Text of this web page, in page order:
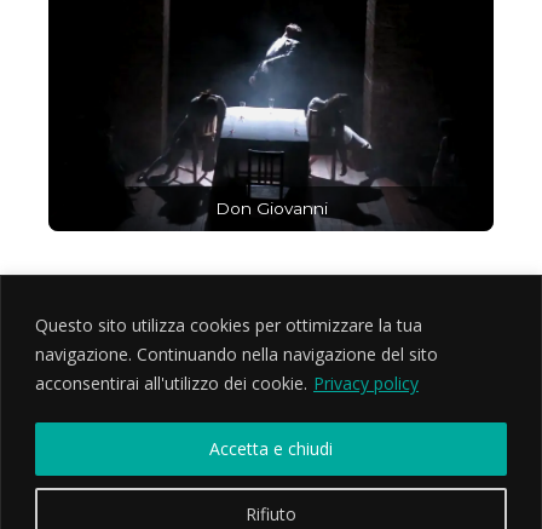
Questo sito utilizza cookies per ottimizzare la tua
navigazione. Continuando nella navigazione del sito
acconsentirai all'utilizzo dei cookie. Privacy policy
Rifiuto
Accetta e chiudi
Don Giovanni
MetisTeatro Associazione Culturale
Via Foligno 1d - Roma PI 12745621008 CF 97569090588
Copyright ©2020 MetisTeatro
E' vietata la riproduzione di testi e immagini del sito |
Astra Tema WordPress